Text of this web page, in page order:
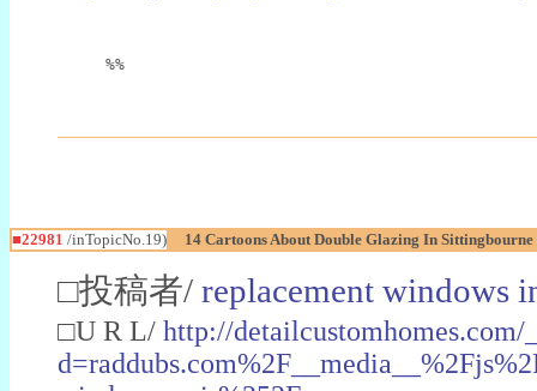
%%
■22981 /inTopicNo.19) 14 Cartoons About Double Glazing In
□投稿者/ replacement windows
□U R L/ http://detailcustomhomes.com/